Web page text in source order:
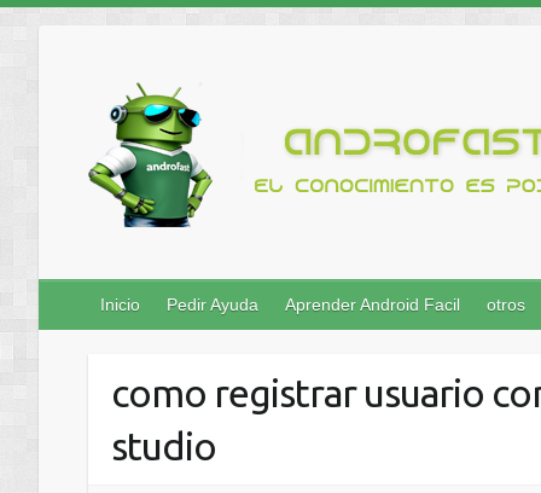
Inicio Pedir Ayuda Aprender Android Facil otros
como registrar usuario
studio